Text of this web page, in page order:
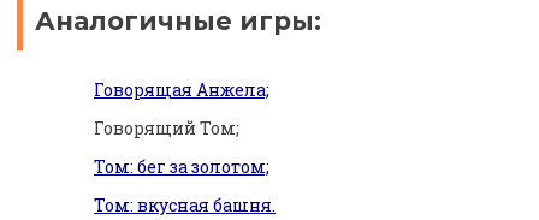
Аналогичные игры:
Говорящая Анжела;
Говорящий Том;
Том: бег за золотом;
Том: вкусная башня.